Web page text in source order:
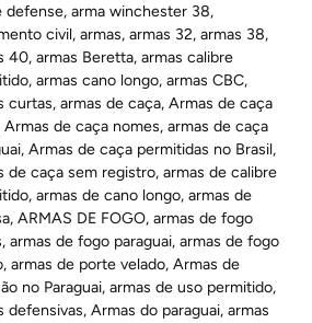
defense,arma winchester 38,
civil,armas,armas 32,armas 38,
40,armas Beretta,armas calibre
,armas cano longo,armas CBC,
curtas,armas de caça,Armas de caça
Armas de caça nomes,armas de caça
,Armas de caça permitidas no Brasil,
de caça sem registro,armas de calibre
,armas de cano longo,armas de
,ARMAS DE FOGO,armas de fogo
,armas de fogo paraguai,armas de fogo
,armas de porte velado,Armas de
no Paraguai,armas de uso permitido,
defensivas,Armas do paraguai,armas